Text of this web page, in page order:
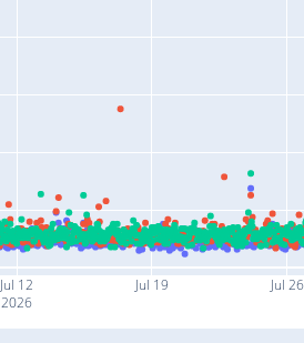
Jul 12
2026
Jul 19 Jul 26